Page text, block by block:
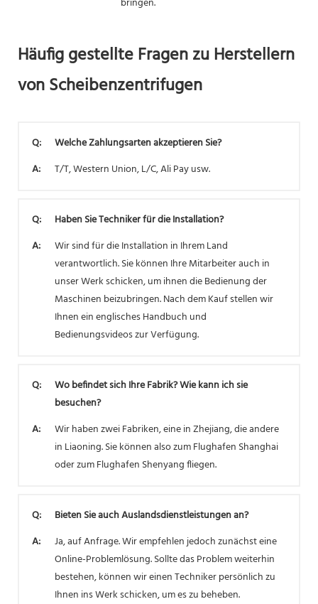
Häufig gestellte Fragen zu Herstellern
von Scheibenzentrifugen
Q:
Welche Zahlungsarten akzeptieren Sie?
A:
T/T, Western Union, L/C, Ali Pay usw.
Q:
Haben Sie Techniker für die Installation?
A:
Wir sind für die Installation in Ihrem Land
verantwortlich. Sie können Ihre Mitarbeiter auch in
unser Werk schicken, um ihnen die Bedienung der
Maschinen beizubringen. Nach dem Kauf stellen wir
Ihnen ein englisches Handbuch und
Bedienungsvideos zur Verfügung.
Q:
Wo befindet sich Ihre Fabrik? Wie kann ich sie
besuchen?
A:
Wir haben zwei Fabriken, eine in Zhejiang, die andere
in Liaoning. Sie können also zum Flughafen Shanghai
oder zum Flughafen Shenyang fliegen.
Q:
Bieten Sie auch Auslandsdienstleistungen an?
A:
Ja, auf Anfrage. Wir empfehlen jedoch zunächst eine
Online-Problemlösung. Sollte das Problem weiterhin
bestehen, können wir einen Techniker persönlich zu
Ihnen ins Werk schicken, um es zu beheben.